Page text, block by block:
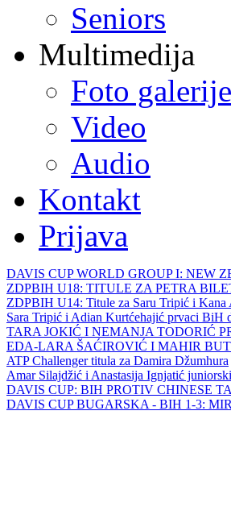
Seniors
Multimedija
Foto galerije
Video
Audio
Kontakt
Prijava
DAVIS CUP WORLD GROUP I: NEW
ZDPBIH U18: TITULE ZA PETRA
ZDPBIH U14: Titule za Saru Tripić i Kana
Sara Tripić i Adian Kurtćehajić prvaci BiH
TARA JOKIĆ I NEMANJA TODORIĆ
EDA-LARA ŠAĆIROVIĆ I MAHIR
ATP Challenger titula za Damira Džumhura
Amar Silajdžić i Anastasija Ignjatić
DAVIS CUP: BIH PROTIV CHINESE
DAVIS CUP BUGARSKA - BIH 1-3: